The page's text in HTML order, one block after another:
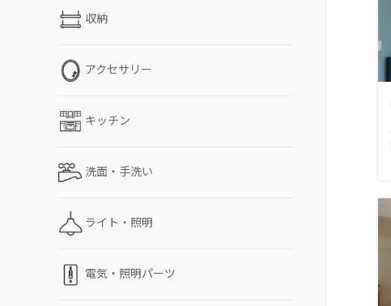
収納
アクセサリー
キッチン
洗面・手洗い
ライト・照明
電気・照明パーツ